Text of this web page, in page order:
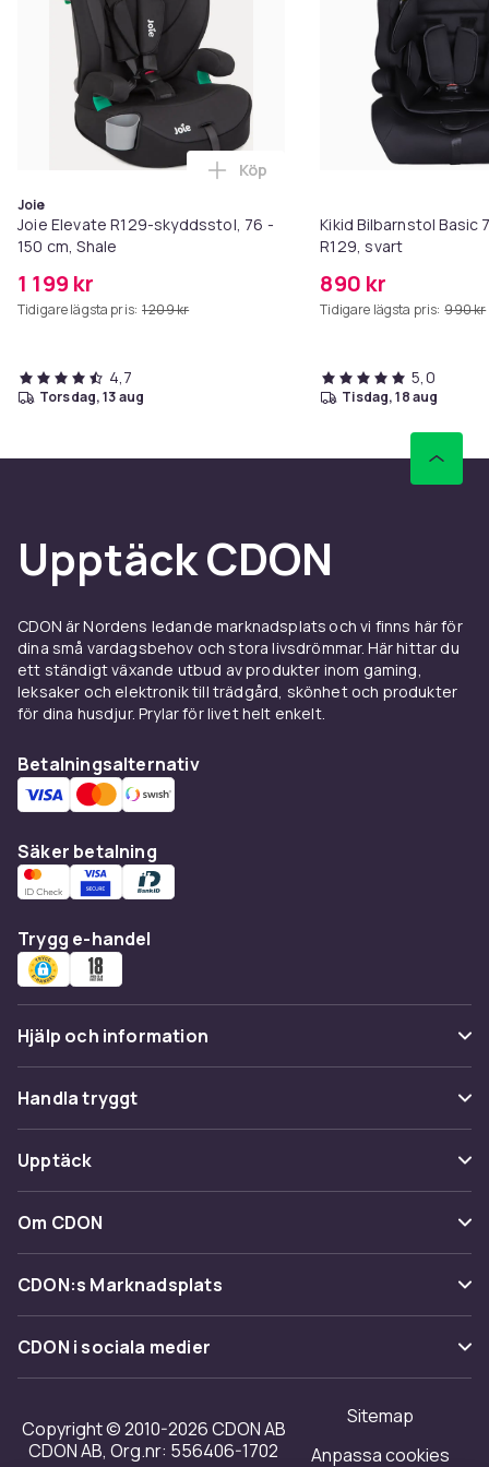
Tillverkarens webbadress:
http://www.gracobaby.com/pages/home.aspx
Förpackningen innehåller:
Artikel.nr.
Produktsäkerhetsinformation
Joie
Joie Elevate R129-skyddsstol, 76 -
150 cm, Shale
1 199 kr
Tidigare lägsta pris: 1 209 kr
Lägg till Joie Elevate R129-
Köp
4,7
torsdag, 13 aug
Kikid Bilbarnstol Basic
R129, svart
890 kr
Tidigare lägsta pris: 990 kr
5,0
tisdag, 18 aug
Upptäck CDON
CDON är Nordens ledande marknadsplats och vi finns här för
dina små vardagsbehov och stora livsdrömmar. Här hittar du
ett ständigt växande utbud av produkter inom gaming,
leksaker och elektronik till trädgård, skönhet och produkter
för dina husdjur. Prylar för livet helt enkelt.
Betalningsalternativ
Säker betalning
Trygg e-handel
Hjälp och information
Vanliga frågor
Spåra paket
Ångra & Returnera här
Kundservice
Handla tryggt
Betalning
Leverans
Återkallelser
Upptäck
Kategorier
Varumärken
Shopit.se
Om CDON
Om oss
Kundrecensioner
Tillgänglighet
CDON:s Marknadsplats
Sälj på CDON
Bli affiliate
Regler & kvalitet
CDON i sociala medier
Copyright © 2010-2026 CDON AB
CDON AB, Org.nr: 556406-1702
Sitemap
Anpassa cookies